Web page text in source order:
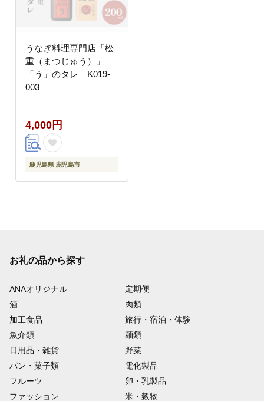
うなぎ料理専門店「松
重（まつじゅう）」
「う」のタレ K019-
003
4,000円
鹿児島県 鹿児島市
お礼の品から探す
ANAオリジナル
定期便
酒
肉類
加工食品
旅行・宿泊・体験
魚介類
麺類
日用品・雑貨
野菜
パン・菓子類
電化製品
フルーツ
卵・乳製品
ファッション
米・穀物